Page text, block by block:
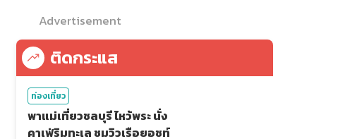
Advertisement
ติดกระแส
ท่องเที่ยว
พาแม่เที่ยวชลบุรี ไหว้พระ นั่ง
คาเฟ่ริมทะเล ชมวิวเรือยอชท์